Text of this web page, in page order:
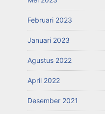
Februari 2023
Januari 2023
Agustus 2022
April 2022
Desember 2021